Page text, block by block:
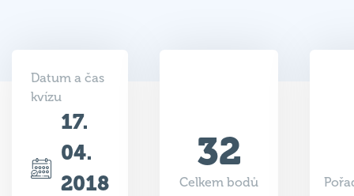
Datum a čas
kvízu
17.
04.
2018
32
Celkem bodů